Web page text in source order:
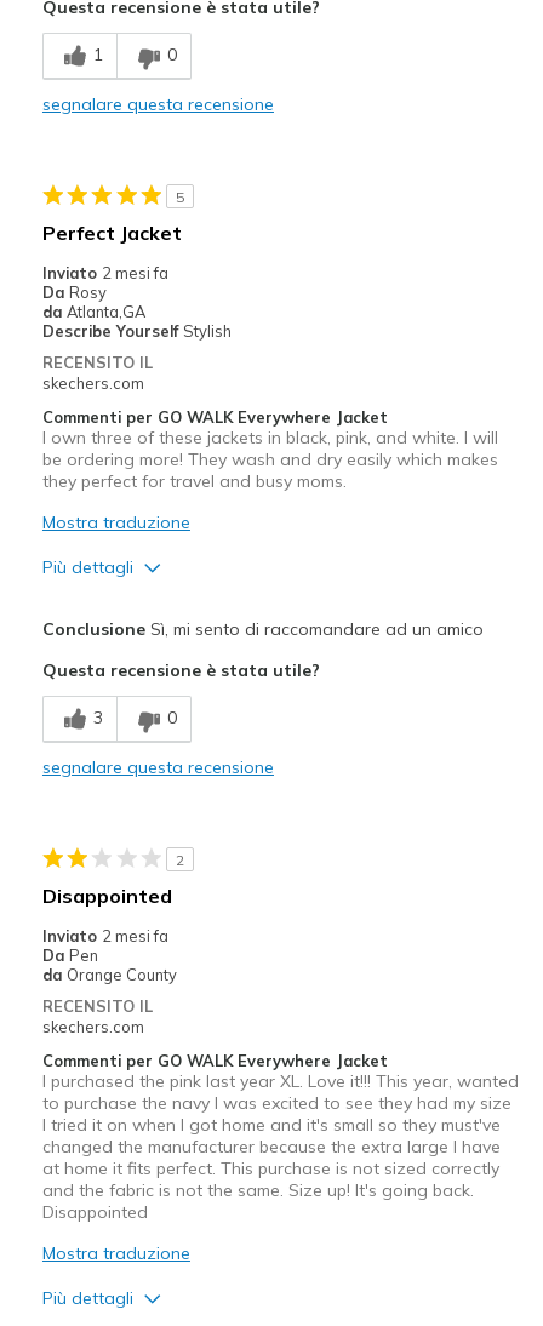
Migliori Utilizzi:
Casual Wear
Going Out
Questa recensione è stata utile?
1 0
segnalare questa recensione
5
Perfect Jacket
Inviato 2 mesi fa
Da Rosy
da Atlanta,GA
Describe Yourself Stylish
RECENSITO IL
skechers.com
Commenti per GO WALK Everywhere Jacket
I own three of these jackets in black, pink, and white. I will
be ordering more! They wash and dry easily which makes
they perfect for travel and busy moms.
Mostra traduzione
Più dettagli
Comfortable
Durable
Migliori Utilizzi:
Running Errands
Travel
Width
Feels true to width
Sizing
Feels true to size
View On Shoes
I'm Into Shoes
ConclusioneSì, mi sento di raccomandare ad un amico
Questa recensione è stata utile?
3 0
segnalare questa recensione
2
Disappointed
Inviato 2 mesi fa
Da Pen
da Orange County
RECENSITO IL
skechers.com
Commenti per GO WALK Everywhere Jacket
I purchased the pink last year XL. Love it!!! This year, wanted
to purchase the navy I was excited to see they had my size
I tried it on when I got home and it's small so they must've
changed the manufacturer because the extra large I have
at home it fits perfect. This purchase is not sized correctly
and the fabric is not the same. Size up! It's going back.
Disappointed
Mostra traduzione
Più dettagli